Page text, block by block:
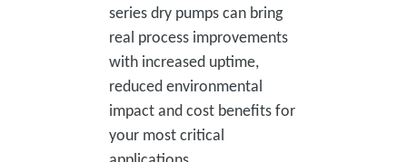
series dry pumps can bring
real process improvements
with increased uptime,
reduced environmental
impact and cost benefits for
your most critical